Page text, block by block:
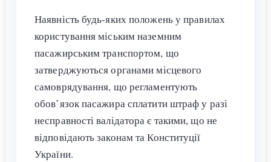
Наявність будь-яких положень у правилах
користування міським наземним
пасажирським транспортом, що
затверджуються органами місцевого
самоврядування, що регламентують
обов’язок пасажира сплатити штраф у разі
несправності валідатора є такими, що не
відповідають законам та Конституції
України.